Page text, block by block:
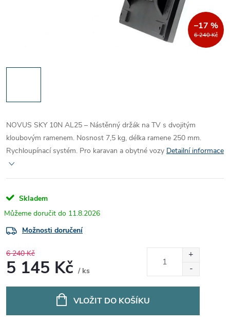
6 240 Kč
–17 %
NOVUS SKY 10N AL25 – Nástěnný držák na TV s dvojitým
kloubovým ramenem. Nosnost 7,5 kg, délka ramene 250 mm.
Rychloupínací systém. Pro karavan a obytné vozy Detailní informace
Skladem
11.8.2026
Možnosti doručení
6 240 Kč
5 145 Kč / ks
VLOŽIT DO KOŠÍKU